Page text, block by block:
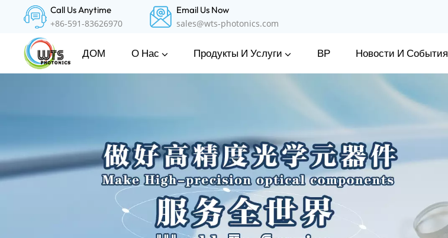
Call Us Anytime
+86-591-83626970
Email Us Now
sales@wts-photonics.com
ДОМ О Нас Продукты И Услуги ВР Новости И События